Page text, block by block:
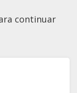
continuar